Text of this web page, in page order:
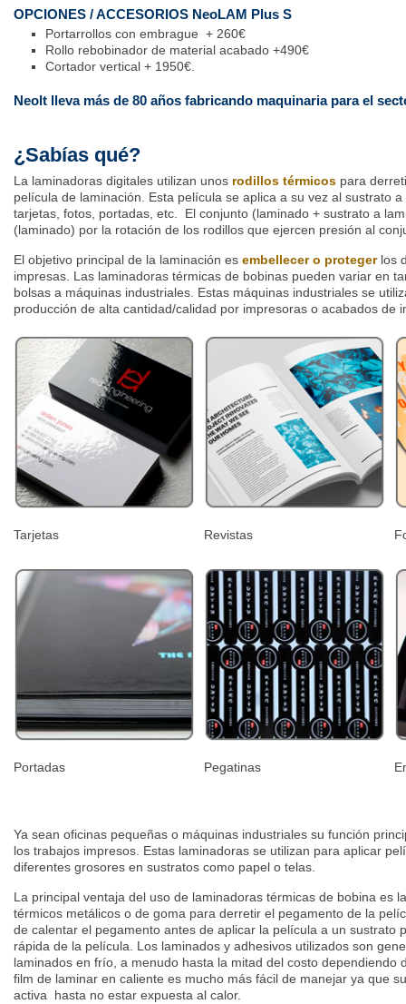
OPCIONES / ACCESORIOS NeoLAM Plus S
Portarrollos con embrague + 260€
Rollo rebobinador de material acabado +490€
Cortador vertical + 1950€.
Neolt lleva más de 80 años fabricando maquinaria para el
¿Sabías qué?
La laminadoras digitales utilizan unos rodillos térmicos para
película de laminación. Esta película se aplica a su vez al sustrato
tarjetas, fotos, portadas, etc. El conjunto (laminado + sustrato a
(laminado) por la rotación de los rodillos que ejercen presión al
El objetivo principal de la laminación es embellecer o protegerlos
impresas. Las laminadoras térmicas de bobinas pueden variar en
bolsas a máquinas industriales. Estas máquinas industriales se
producción de alta cantidad/calidad por impresoras o acabados de
Tarjetas Revistas
Portadas Pegatinas
Ya sean oficinas pequeñas o máquinas industriales su función
los trabajos impresos. Estas laminadoras se utilizan para aplicar
diferentes grosores en sustratos como papel o telas.
La principal ventaja del uso de laminadoras térmicas de bobina es la
térmicos metálicos o de goma para derretir el pegamento de la
de calentar el pegamento antes de aplicar la película a un sustrato
rápida de la película. Los laminados y adhesivos utilizados son
laminados en frío, a menudo hasta la mitad del costo dependiendo
film de laminar en caliente es mucho más fácil de manejar ya que
activa hasta no estar expuesta al calor.